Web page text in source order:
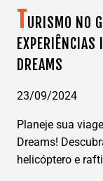
DO
COM
A
TURISMO NO
DREAMS
23/09/2024
Planeje sua
Dreams!
helicóptero e